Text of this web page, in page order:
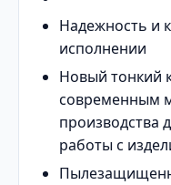
Надежность и
исполнении
Новый тонкий
современным
производства
работы с